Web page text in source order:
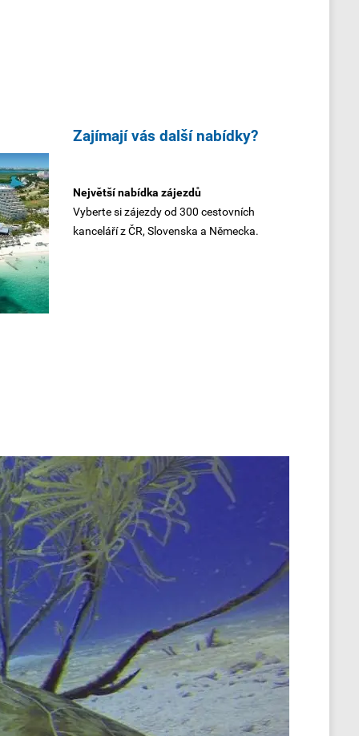
Zajímají vás další nabídky?
Největší nabídka zájezdů
Vyberte si zájezdy od 300 cestovních
kanceláří z ČR, Slovenska a Německa.